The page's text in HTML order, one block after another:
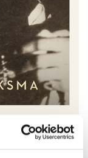
van ‘Het
ontknoping. Het